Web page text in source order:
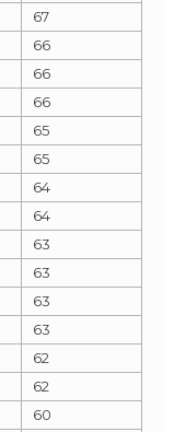
67
66
66
66
65
65
64
64
63
63
63
63
62
62
60